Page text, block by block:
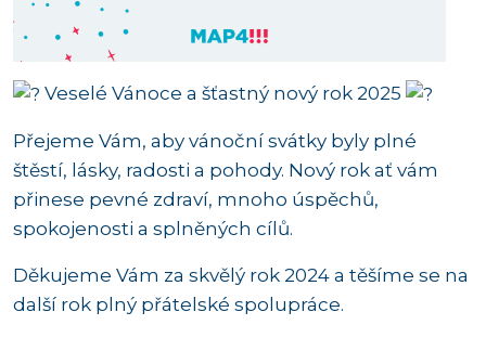
Veselé Vánoce a šťastný nový rok 2025
Přejeme Vám, aby vánoční svátky byly plné
štěstí, lásky, radosti a pohody. Nový rok ať vám
přinese pevné zdraví, mnoho úspěchů,
spokojenosti a splněných cílů.
Děkujeme Vám za skvělý rok 2024 a těšíme se na
další rok plný přátelské spolupráce.